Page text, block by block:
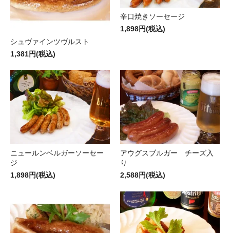
シュヴァインツヴルスト
1,381円(税込)
辛口焼きソーセージ
1,898円(税込)
ニュールンベルガーソーセー
ジ
1,898円(税込)
アウグスブルガー チーズ入
り
2,588円(税込)